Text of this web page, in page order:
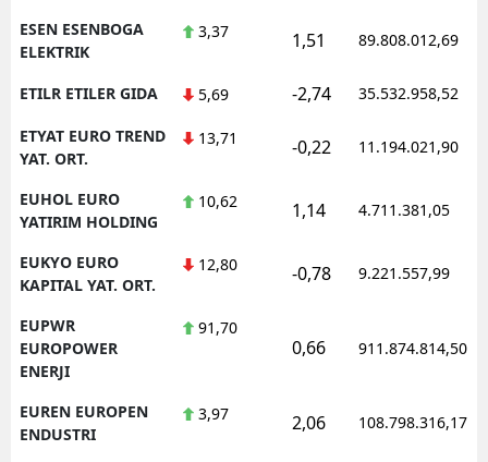
ESEN ESENBOGA
ELEKTRIK
3,37 1,51 89.808.012,69
ETILR ETILER GIDA 5,69 -2,74 35.532.958,52
ETYAT EURO TREND
YAT. ORT.
13,71 -0,22 11.194.021,90
EUHOL EURO
YATIRIM HOLDING
10,62 1,14 4.711.381,05
EUKYO EURO
KAPITAL YAT. ORT.
12,80 -0,78 9.221.557,99
EUPWR
EUROPOWER
ENERJI
91,70
0,66 911.874.814,50
EUREN EUROPEN
ENDUSTRI
3,97 2,06 108.798.316,17